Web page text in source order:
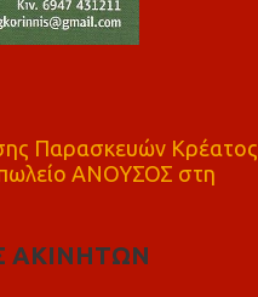
Παρασκευών Κρέατος
ΑΝΟΥΣΟΣ στη
ΑΚΙΝΗΤΩΝ